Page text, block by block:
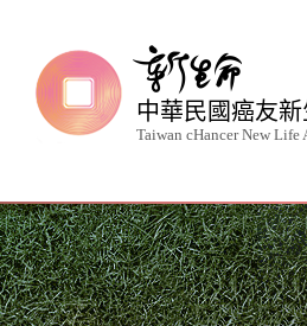
中華民國癌友
Taiwan cHancer New Life